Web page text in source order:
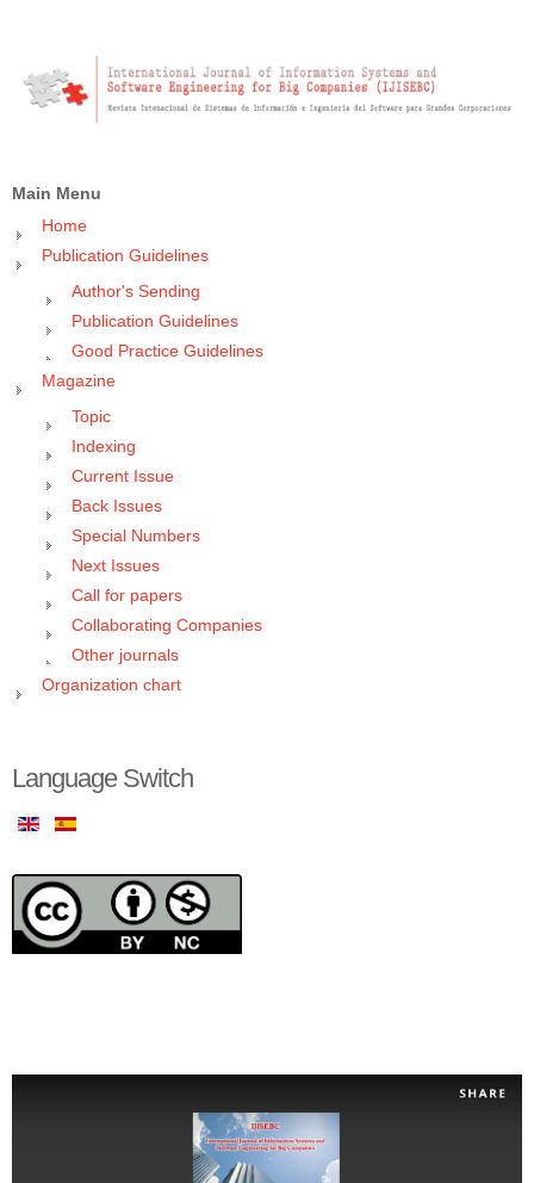
Main Menu
Home
Publication Guidelines
Author's Sending
Publication Guidelines
Good Practice Guidelines
Magazine
Topic
Indexing
Current Issue
Back Issues
Special Numbers
Next Issues
Call for papers
Collaborating Companies
Other journals
Organization chart
Language Switch